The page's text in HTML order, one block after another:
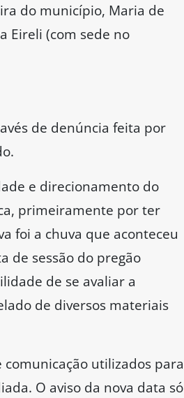
do município, Maria de
Eireli (com sede no
de denúncia feita por
e direcionamento do
primeiramente por ter
foi a chuva que aconteceu
de sessão do pregão
de se avaliar a
de diversos materiais
utilizados para
O aviso da nova data só